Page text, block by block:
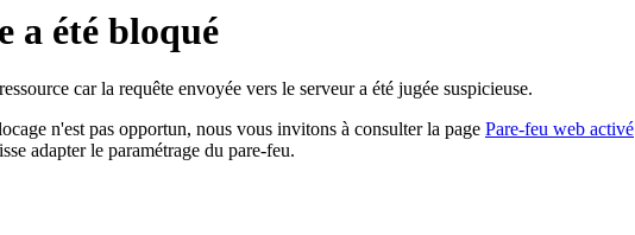
a été bloqué
car la requête envoyée vers le serveur a été jugée suspicieuse.
n'est pas opportun, nous vous invitons à consulter la page Pare-feu web activé
adapter le paramétrage du pare-feu.